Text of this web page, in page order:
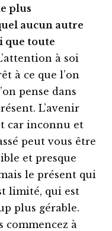
plus
aucun autre
que toute
à soi
à ce que l’on
pense dans
L’avenir
car inconnu et
peut vous être
et presque
le présent qui
limité, qui est
plus gérable.
commencez à